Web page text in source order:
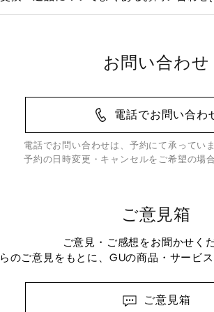
お問い合わせ
電話でお問い合わ
電話でお問い合わせは、予約にて承っていま
予約の日時変更・キャンセルをご希望の場
ご意見箱
ご意見・ご感想をお聞かせく
のご意見をもとに、GUの商品・サービ
ご意見箱